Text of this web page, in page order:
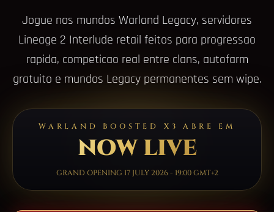
Jogue nos mundos Warland Legacy, servidores
Lineage 2 Interlude retail feitos para progressao
rapida, competicao real entre clans, autofarm
gratuito e mundos Legacy permanentes sem wipe.
WARLAND BOOSTED X3 ABRE EM
NOW LIVE
GRAND OPENING 17 JULY 2026 - 19:00 GMT+2